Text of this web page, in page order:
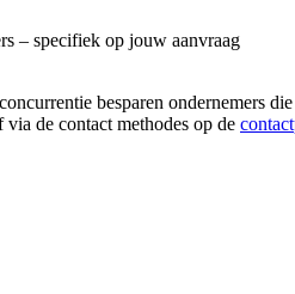
– specifiek op jouw aanvraag
besparen ondernemers
de contact methodes op de